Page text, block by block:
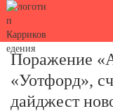
Поражение
«Уотфорд»,
дайджест